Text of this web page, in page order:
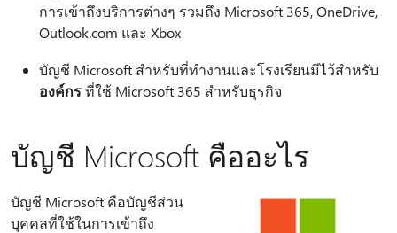
การเข้าถึงบริการต่างๆ รวมถึง Microsoft 365, OneDrive,
Outlook.com และ Xbox
บัญชี Microsoft สําหรับที่ทํางานและโรงเรียนมีไว้สําหรับ
องค์กรที่ใช้ Microsoft 365 สําหรับธุรกิจ
บัญชี Microsoft คืออะไร
บัญชี Microsoft คือบัญชีส่วน
บุคคลที่ใช้ในการเข้าถึง